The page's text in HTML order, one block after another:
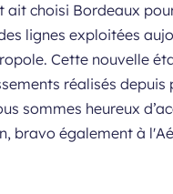
ait choisi Bordeaux
lignes exploitées
Cette nouvelle
réalisés
sommes heureux
bravo également à